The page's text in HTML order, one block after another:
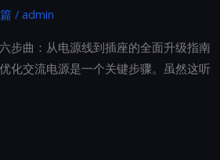
/ admin
步曲：从电源线到插座的全面升级指南
化交流电源是一个关键步骤。虽然这听